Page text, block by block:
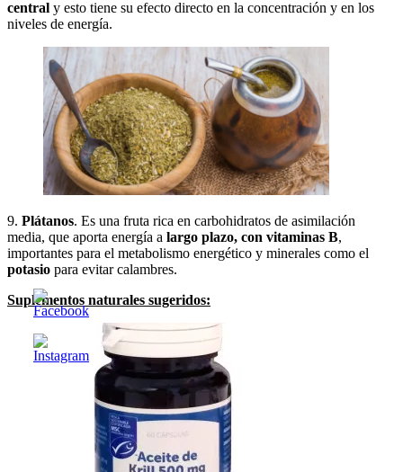
central y esto tiene su efecto directo en la concentración y en los
niveles de energía.
9. Plátanos. Es una fruta rica en carbohidratos de asimilación
media, que aporta energía a largo plazo, con vitaminas B,
importantes para el metabolismo energético y minerales como el
potasio para evitar calambres.
Suplementos naturales sugeridos: